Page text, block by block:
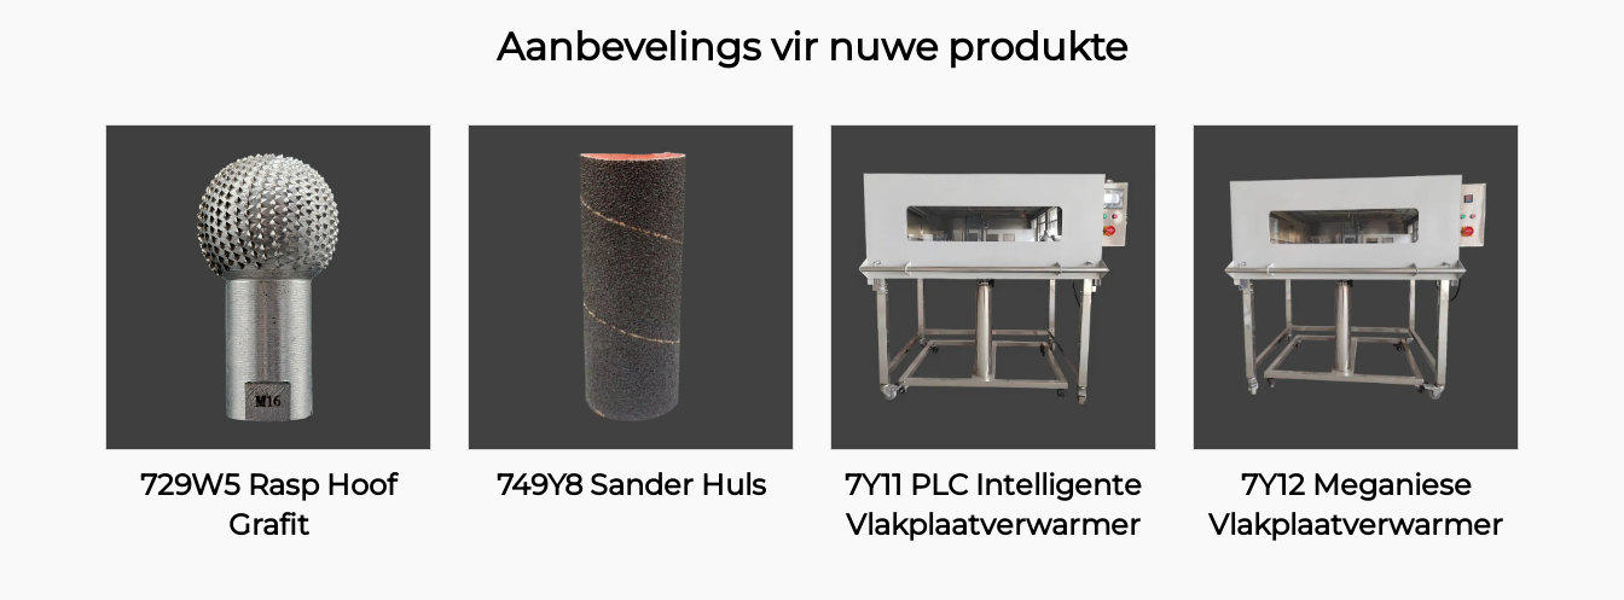
Aanbevelings vir nuwe produkte
729W5 Rasp Hoof
Grafit
749Y8 Sander Huls
7Y11 PLC Intelligente
Vlakplaatverwarmer
7Y12 Meganiese
Vlakplaatverwarmer